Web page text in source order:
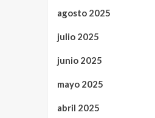
agosto 2025
julio 2025
junio 2025
mayo 2025
abril 2025